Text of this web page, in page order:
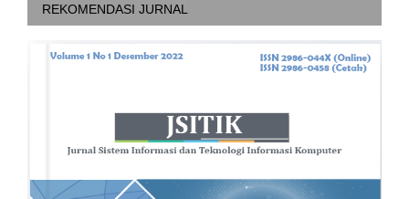
REKOMENDASI JURNAL